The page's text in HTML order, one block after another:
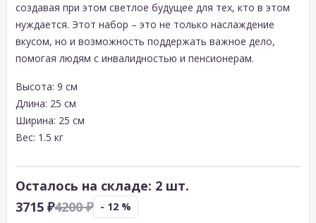
создавая при этом светлое будущее для тех, кто в этом
нуждается. Этот набор – это не только наслаждение
вкусом, но и возможность поддержать важное дело,
помогая людям с инвалидностью и пенсионерам.
Высота: 9 см
Длина: 25 см
Ширина: 25 см
Вес: 1.5 кг
3715 ₽4200 ₽ - 12 %
Осталось на складе: 2 шт.